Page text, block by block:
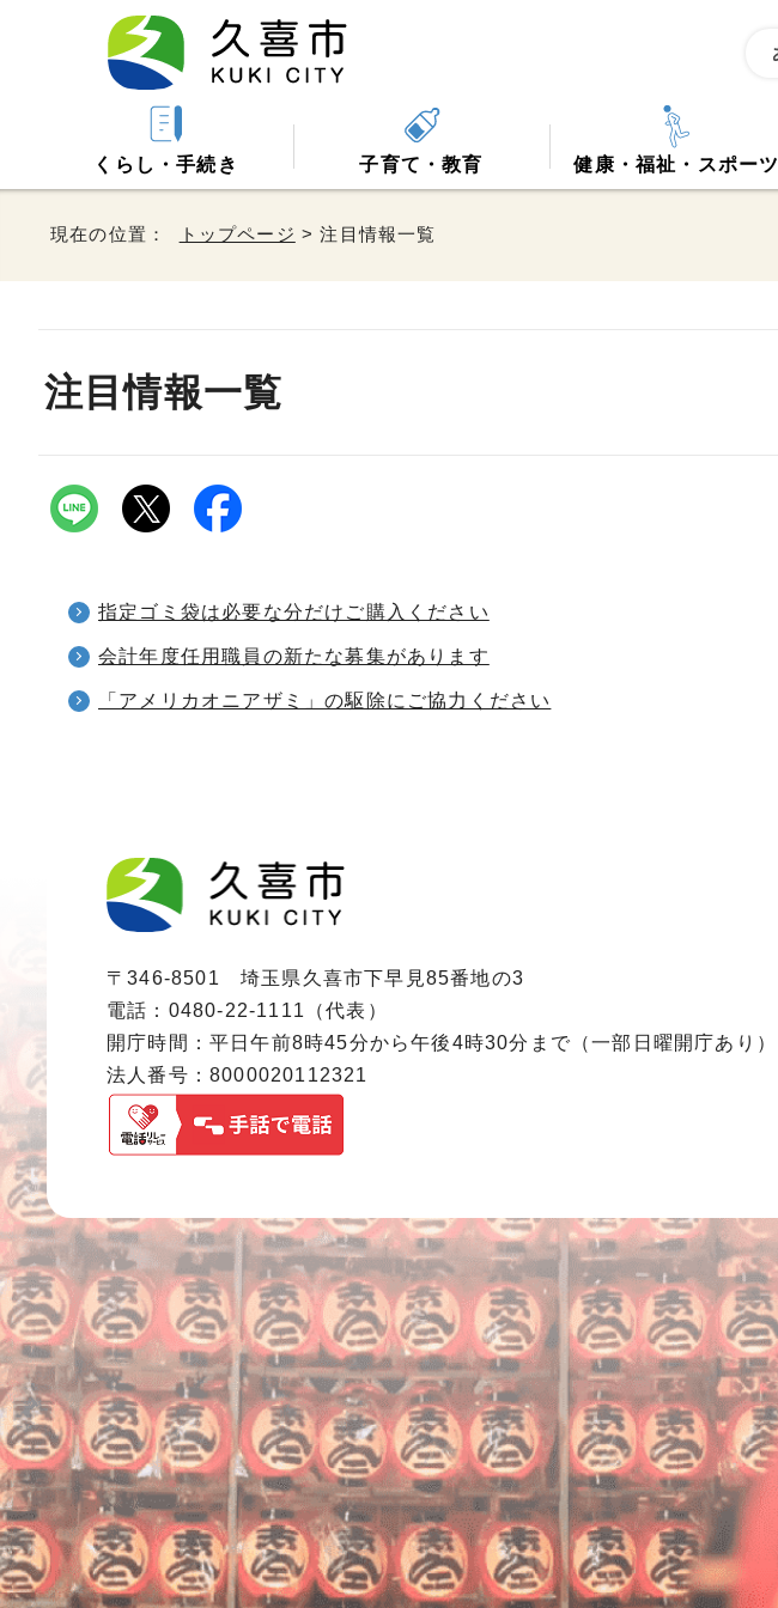
くらし・手続き 子育て・教育 健康・福祉・スポーツ
現在の位置： トップページ > 注目情報一覧
注目情報一覧
指定ゴミ袋は必要な分だけご購入ください
会計年度任用職員の新たな募集があります
「アメリカオニアザミ」の駆除にご協力ください
〒346-8501 埼玉県久喜市下早見85番地の3
電話：0480-22-1111（代表）
開庁時間：平日午前8時45分から午後4時30分まで（一部日曜開庁あり）
法人番号：8000020112321